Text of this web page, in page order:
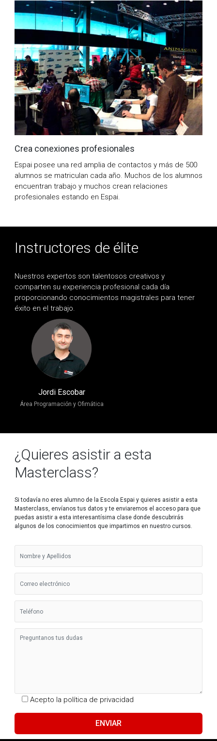
Crea conexiones profesionales
Espai posee una red amplia de contactos y más de 500
alumnos se matriculan cada año. Muchos de los alumnos
encuentran trabajo y muchos crean relaciones
profesionales estando en Espai.
Instructores de élite
Nuestros expertos son talentosos creativos y
comparten su experiencia profesional cada día
proporcionando conocimientos magistrales para tener
éxito en el trabajo.
Jordi Escobar
Área Programación y Ofimática
¿Quieres asistir a esta
Masterclass?
Si todavía no eres alumno de la Escola Espai y quieres asistir a esta
Masterclass, envíanos tus datos y te enviaremos el acceso para que
puedas asistir a esta interesantísima clase donde descubrirás
algunos de los conocimientos que impartimos en nuestro cursos.
Acepto la política de privacidad